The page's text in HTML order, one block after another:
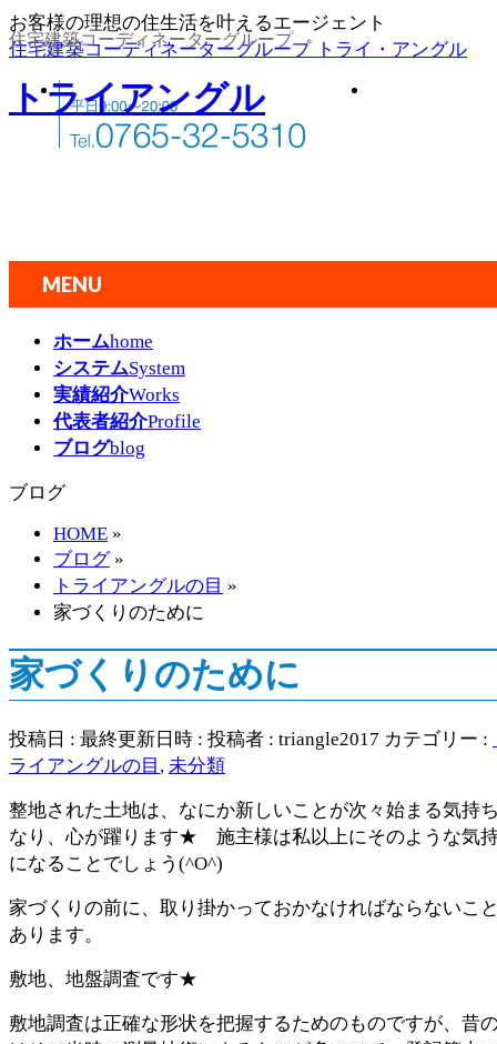
お客様の理想の住生活を叶えるエージェント
住宅建築コーディネーターグループ トライ・アングル
住宅建築コーディネーターグループ
トライアングル
MENU
す
ホームhome
システムSystem
実績紹介Works
代表者紹介Profile
ブログblog
ブログ
HOME »
ブログ»
トライアングルの目 »
家づくりのために
家づくりのために
投稿日 : 最終更新日時 : 投稿者 : triangle2017 カテゴリー :
ライアングルの目 , 未分類
整地された土地は、なにか新しいことが次々始まる気持
なり、心が躍ります★ 施主様は私以上にそのような気
になることでしょう(^O^)
家づくりの前に、取り掛かっておかなければならないこ
あります。
敷地、地盤調査です★
敷地調査は正確な形状を把握するためのものですが、昔